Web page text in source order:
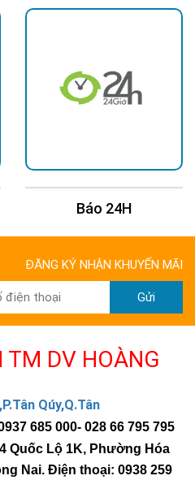
Báo 24H
ĐĂNG KÝ NHẬN KHUYẾN MÃI
Gửi
TM DV HOÀNG
Qúy,Q.Tân
685 000- 028 66 795 795
Quốc Lộ 1K, Phường Hóa
Nai. Điện thoại: 0938 259